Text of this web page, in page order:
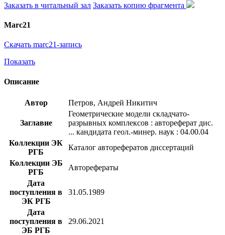
Заказать в читальный зал Заказать копию фрагмента
Marc21
Скачать marc21-запись
Показать
Описание
Автор Петров, Андрей Никитич
Заглавие
Геометрические модели складчато-
разрывных комплексов : автореферат дис.
... кандидата геол.-минер. наук : 04.00.04
Коллекции ЭК
РГБ
Каталог авторефератов диссертаций
Коллекции ЭБ
РГБ
Авторефераты
Дата
поступления в
ЭК РГБ
31.05.1989
Дата
поступления в
ЭБ РГБ
29.06.2021